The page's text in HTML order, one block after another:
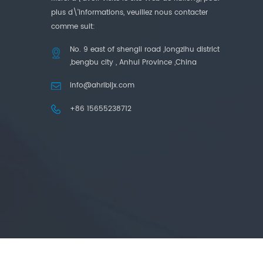
plus d\'informations, veuillez nous contacter
comme suit:
No. 9 east of shengli road ,longzihu district
,bengbu city , Anhui Province ,China
info@ahrlbljx.com
+86 15655238712